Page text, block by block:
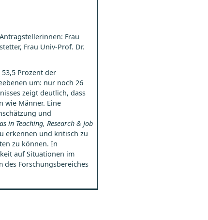
Antragstellerinnen: Frau
Frau Univ-Prof. Dr.
Prozent der
um: nur noch 26
zeigt deutlich, dass
wie Männer. Eine
und
in Teaching, Research & Job
erkennen und kritisch zu
zu können. In
auf Situationen im
Forschungsbereiches